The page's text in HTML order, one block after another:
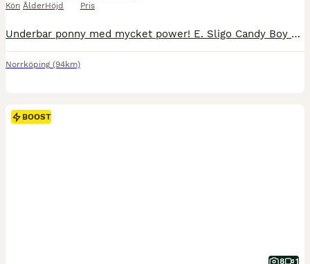
Kön ÅlderHöjd Pris
Underbar ponny med mycket power! E. Sligo Candy Boy u. My Mini Me Nu är det dags för vår fina C-ponny (138 cm) Easy, född 2015 att hitta ett nytt hem då ryttaren vuxit ur henne. Easy är en pigg, positiv och snäll ponny med mycket kvalitet. Hon passar för hoppning, dressyr och terräng och tycker om att arbeta & har mycket energi. I vardagen är hon snäll i all hantering,
Norrköping (94km)
BOOST
8 1